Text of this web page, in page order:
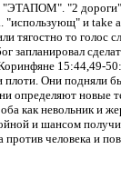
"ЭТАПОМ". "2
"использующ" и take
тягостно то
запланировал
15:44,49-50:
плоти. Они подняли
определяют
как невольник и
и шансом
человека и